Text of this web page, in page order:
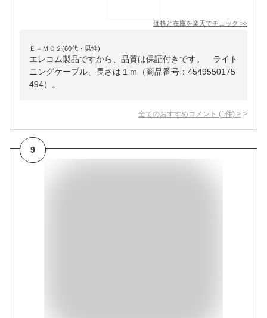
価格と在庫を楽天でチェック >>
Ｅ＝ＭＣ２(60代・男性)
エレコム製品ですから、品質は保証付きです。 ライト
ニングケーブル、長さは１ｍ（商品番号：4549550175
494）。
全てのおすすめコメント (1 件) >
9